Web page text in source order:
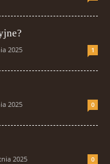
2025 1
2025 0
2025 0